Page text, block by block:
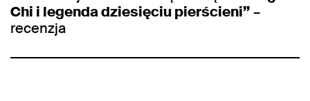
Chi i legenda dziesięciu pierścieni”–
recenzja